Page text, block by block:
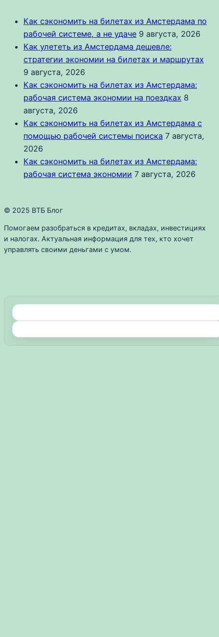
Как сэкономить на билетах из Амстердама по
рабочей системе, а не удаче 9 августа, 2026
Как улететь из Амстердама дешевле:
стратегии экономии на билетах и маршрутах
9 августа, 2026
Как сэкономить на билетах из Амстердама:
рабочая система экономии на поездках 8
августа, 2026
Как сэкономить на билетах из Амстердама с
помощью рабочей системы поиска 7 августа,
2026
Как сэкономить на билетах из Амстердама:
рабочая система экономии 7 августа, 2026
© 2025 ВТБ Блог
Помогаем разобраться в кредитах, вкладах, инвестициях
и налогах. Актуальная информация для тех, кто хочет
управлять своими деньгами с умом.